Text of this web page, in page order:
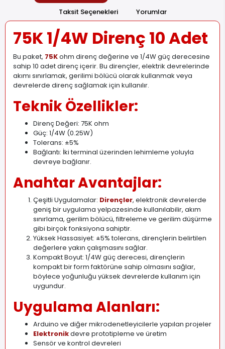
Taksit Seçenekleri
Yorumlar
75K 1/4W Direnç 10 Adet
Bu paket, 75Kohm direnç değerine ve 1/4W güç derecesine
sahip 10 adet direnç içerir. Bu dirençler, elektrik devrelerinde
akımı sınırlamak, gerilimi bölücü olarak kullanmak veya
devrelerde direnç sağlamak için kullanılır.
Teknik Özellikler:
Direnç Değeri: 75K ohm
Güç: 1/4W (0.25W)
Tolerans: ±5%
Bağlantı: İki terminal üzerinden lehimleme yoluyla
devreye bağlanır.
Anahtar Avantajlar:
Çeşitli Uygulamalar: Dirençler, elektronik devrelerde
geniş bir uygulama yelpazesinde kullanılabilir, akım
sınırlama, gerilim bölücü, filtreleme ve gerilim düşürme
gibi birçok fonksiyona sahiptir.
Yüksek Hassasiyet: ±5% tolerans, dirençlerin belirtilen
değerlere yakın çalışmasını sağlar.
Kompakt Boyut: 1/4W güç derecesi, dirençlerin
kompakt bir form faktörüne sahip olmasını sağlar,
böylece yoğunluğu yüksek devrelerde kullanım için
uygundur.
Uygulama Alanları:
Arduino ve diğer mikrodenetleyicilerle yapılan projeler
Elektronikdevre prototipleme ve üretim
Sensör ve kontrol devreleri